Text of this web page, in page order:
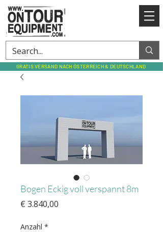
GRATIS VERSAND NACH ÖSTERREICH & DEUTSCHLAND
Bogen Eckig voll verspannt 8m
€ 3.840,00
Anzahl *